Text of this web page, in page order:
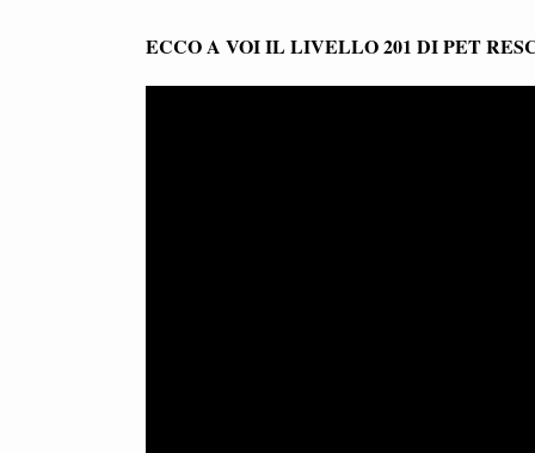
ECCO A VOI IL LIVELLO 201 DI PET